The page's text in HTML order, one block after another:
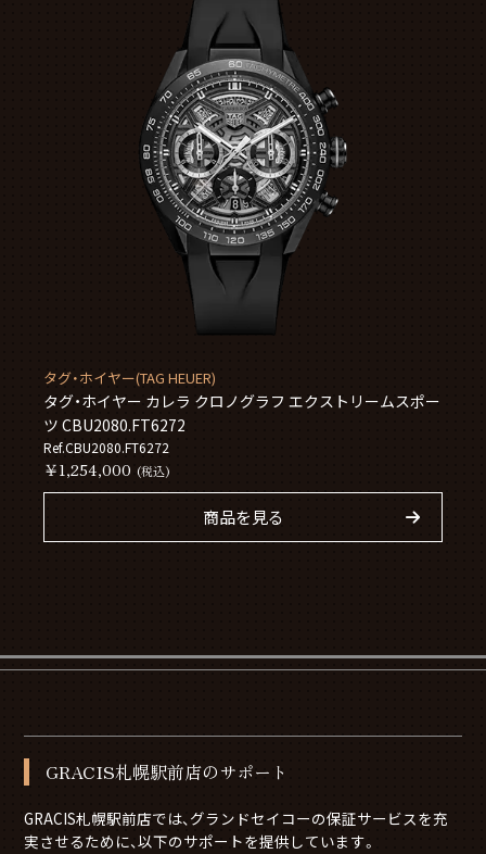
タグ・ホイヤー(TAG HEUER)
タグ・ホイヤー カレラ クロノグラフ エクストリームスポー
ツ CBU2080.FT6272
Ref.CBU2080.FT6272
￥1,254,000 (税込)
商品を見る
GRACIS札幌駅前店のサポート
GRACIS札幌駅前店では、グランドセイコーの保証サービスを充
実させるために、以下のサポートを提供しています。